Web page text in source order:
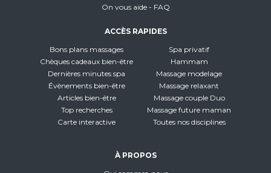
On vous aide - FAQ
ACCÈS RAPIDES
Bons plans massages
Chèques cadeaux bien-être
Dernières minutes spa
Évènements bien-être
Articles bien-être
Top recherches
Carte interactive
Spa privatif
Hammam
Massage modelage
Massage relaxant
Massage couple Duo
Massage future maman
Toutes nos disciplines
À PROPOS